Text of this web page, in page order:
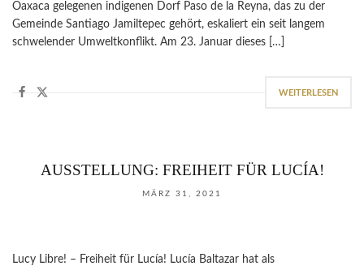
Oaxaca gelegenen indigenen Dorf Paso de la Reyna, das zu der
Gemeinde Santiago Jamiltepec gehört, eskaliert ein seit langem
schwelender Umweltkonflikt. Am 23. Januar dieses […]
WEITERLESEN
AUSSTELLUNG: FREIHEIT FÜR LUCÍA!
MÄRZ 31, 2021
Lucy Libre! – Freiheit für Lucía! Lucía Baltazar hat als